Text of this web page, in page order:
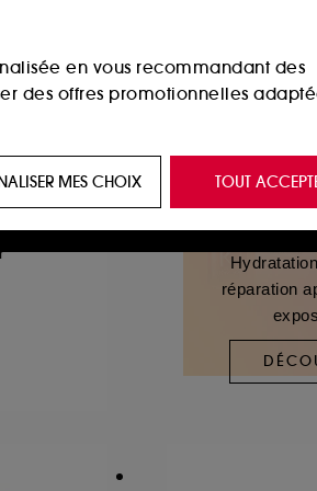
réparation
en vous recommandant des
des offres promotionnelles
vous plaire via des publicités, y
navigation sur notre site afin d’en
fraudes aux moyens de paiement
TOUT
MES CHOIX